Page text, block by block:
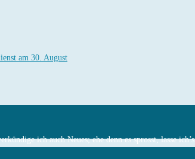
am 30. August
ich auch Neues; ehe denn es sprosst, lasse ich’s